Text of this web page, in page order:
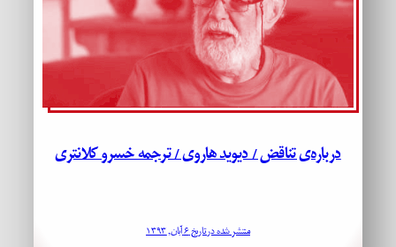
درباره‌ی تناقض‌ / دیوید هاروی / ترجمه خسرو کلانتری
منتشر شده در تاریخ ۶ آبان, ۱۳۹۳